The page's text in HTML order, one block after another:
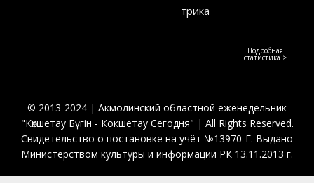
Подробная
статистика >
© 2013-2024 | Акмолинский областной еженедельник
"Көкшетау Бүгін - Кокшетау Сегодня" | All Rights Reserved.
Свидетельство о постановке на учёт №13970-Г. Выдано
Министерством культуры и информации РК 13.11.2013 г.